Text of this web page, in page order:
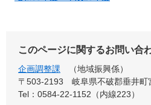
このページに関するお問い合
企画調整課
地域振興係
〒503-2193
岐阜県不破郡垂井町
Tel：0584-22-1152（内線223）